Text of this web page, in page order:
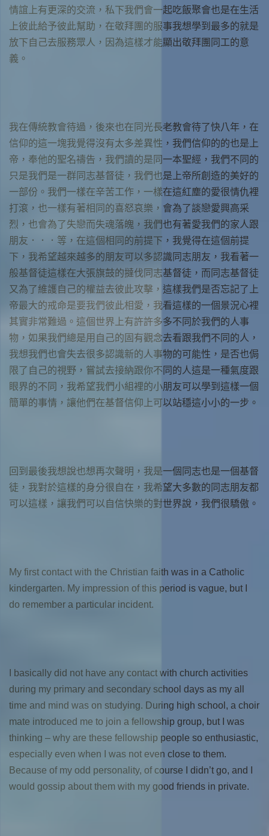
情誼上有更深的交流，私下我們會一起吃飯聚會也是在生活
上彼此給予彼此幫助，在敬拜團的服事我想學到最多的就是
放下自己去服務眾人，因為這樣才能顯出敬拜團同工的意
義。
我在傳統教會待過，後來也在同光長老教會待了快八年，在
信仰的這一塊我覺得沒有太多差異性，我們信仰的的也是上
帝，奉他的聖名禱告，我們讀的是同一本聖經，我們不同的
只是我們是一群同志基督徒，我們也是上帝所創造的美好的
一部份。我們一樣在辛苦工作，一樣在這紅塵的愛很情仇裡
打滾，也一樣有著相同的喜怒哀樂，會為了談戀愛興高采
烈，也會為了失戀而失魂落魄，我們也有著愛我們的家人跟
朋友．．．等，在這個相同的前提下，我覺得在這個前提
下，我希望越來越多的朋友可以多認識同志朋友，我看著一
般基督徒這樣在大張旗鼓的撻伐同志基督徒，而同志基督徒
又為了維護自己的權益去彼此攻擊，這樣我們是否忘記了上
帝最大的戒命是要我們彼此相愛，我看這樣的一個景況心裡
其實非常難過。這個世界上有許許多多不同於我們的人事
物，如果我們總是用自己的固有觀念去看跟我們不同的人，
我想我們也會失去很多認識新的人事物的可能性，是否也侷
限了自己的視野，嘗試去接納跟你不同的人這是一種氣度跟
眼界的不同，我希望我們小組裡的小朋友可以學到這樣一個
簡單的事情，讓他們在基督信仰上可以站穩這小小的一步。
回到最後我想說也想再次聲明，我是一個同志也是一個基督
徒，我對於這樣的身分很自在，我希望大多數的同志朋友都
可以這樣，讓我們可以自信快樂的對世界說，我們很驕傲。
My first contact with the Christian faith was in a Catholic
kindergarten. My impression of this period is vague, but I
do remember a particular incident.
I basically did not have any contact with church activities
during my primary and secondary school days as my all
time and mind was on studying. During high school, a choir
mate introduced me to join a fellowship group, but I was
thinking – why are these fellowship people so enthusiastic,
especially even when I was not even close to them.
Because of my odd personality, of course I didn’t go, and I
would gossip about them with my good friends in private.